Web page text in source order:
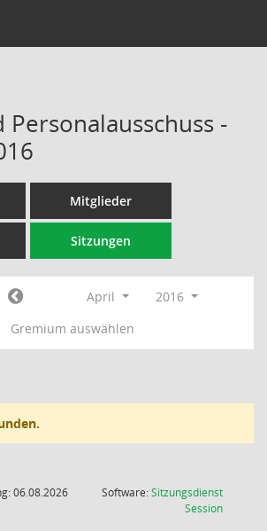
Personalausschuss -
Mitglieder
Sitzungen
April
2016
Gremium auswählen
06.08.2026
Software:Sitzungsdienst
Session(Wird in